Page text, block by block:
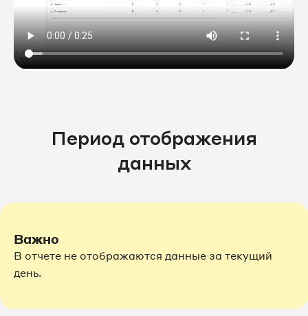
Период отображения
данных
Важно
В отчете не отображаются данные за текущий
день.